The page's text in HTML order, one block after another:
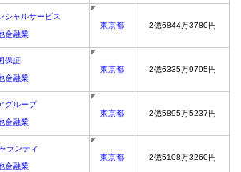
シャルサービス
金融業
東京都 2億6844万3780円
保証
金融業
東京都 2億6335万9795円
グループ
金融業
東京都 2億5895万5237円
ランティ
金融業
東京都 2億5108万3260円